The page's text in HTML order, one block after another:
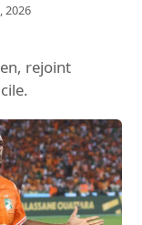
2026
rejoint